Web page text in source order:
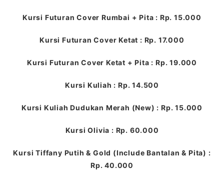
Kursi Futuran Cover Rumbai + Pita : Rp. 15.000
Kursi Futuran Cover Ketat : Rp. 17.000
Kursi Futuran Cover Ketat + Pita : Rp. 19.000
Kursi Kuliah : Rp. 14.500
Kursi Kuliah Dudukan Merah (New) : Rp. 15.000
Kursi Olivia : Rp. 60.000
Kursi Tiffany Putih & Gold (Include Bantalan & Pita) :
Rp. 40.000